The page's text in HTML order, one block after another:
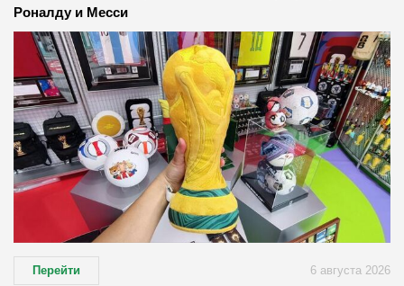
Роналду и Месси
Перейти 6 августа 2026